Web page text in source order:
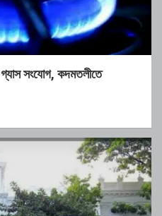
সংযোগ, কদমতলীতে